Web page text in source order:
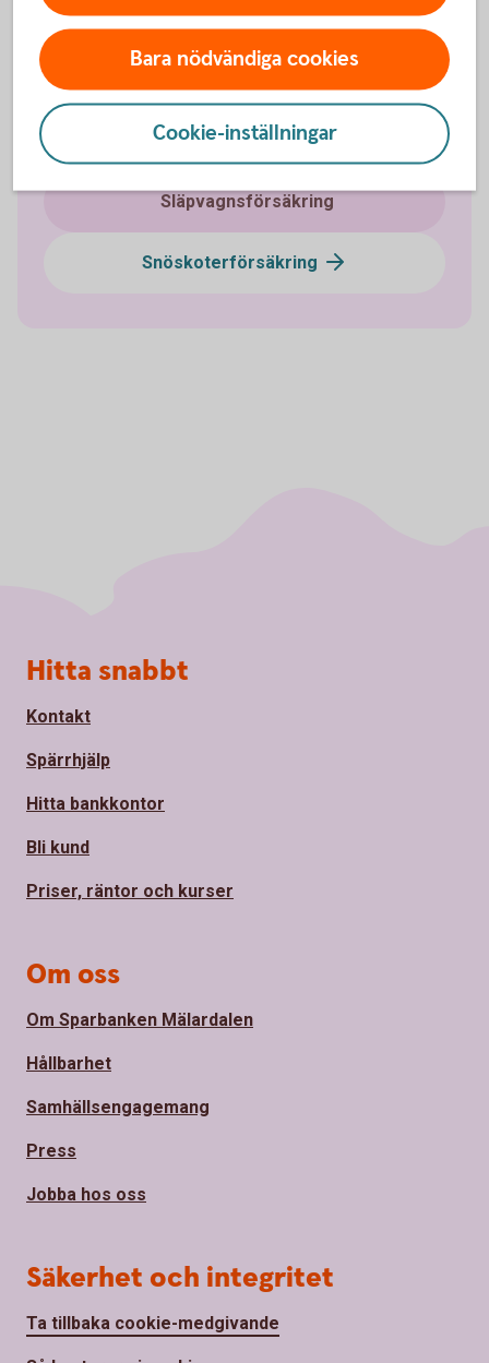
Lätt lastbilsförsäkring
Husvagnsförsäkring
Släpvagnsförsäkring
Snöskoterförsäkring
Bara nödvändiga cookies
Cookie-inställningar
Sidfot
Hitta snabbt
Kontakt
Spärrhjälp
Hitta bankkontor
Bli kund
Priser, räntor och kurser
Om oss
Om Sparbanken Mälardalen
Hållbarhet
Samhällsengagemang
Press
Jobba hos oss
Säkerhet och integritet
Ta tillbaka cookie-medgivande